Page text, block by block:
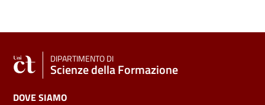
DIPARTIMENTO DI
Scienze della Formazione
DOVE SIAMO